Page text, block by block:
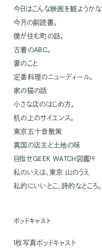
今日はこんな映画を観ようかな
今月の副読書。
僕が住む町の話。
古着のABC。
妻のこと
定番料理のニューディール。
家の猫の話
小さな店のはじめ方。
机の上のサイエンス。
東京五十音散策
異国の店主と土地の味
目指せGEEK WATCH図鑑!!!
私のいえは、東京 山のうえ
私的にいいとこ、詩的なところ。
ポッドキャスト
1枚写真ポッドキャスト